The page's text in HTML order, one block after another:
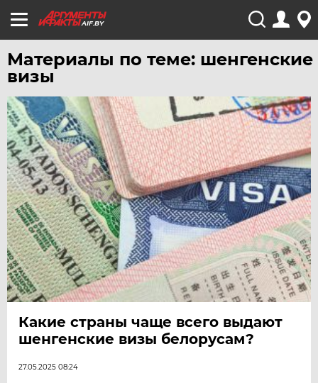
AIF.BY
Материалы по теме: шенгенские
визы
Какие страны чаще всего выдают
шенгенские визы белорусам?
27.05.2025 08:24